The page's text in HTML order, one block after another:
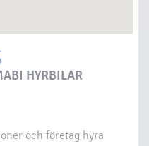
HYRBILAR
och företag hyra